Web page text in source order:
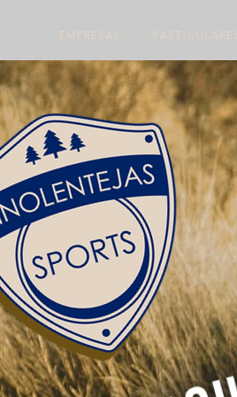
EMPRESAS PARTICULARES